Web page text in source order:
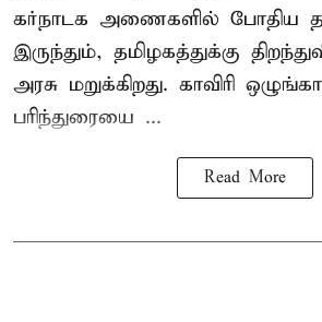
கர்நாடக அணைகளில்
இருந்தும், தமிழகத்துக்கு
அரசு மறுக்கிறது. காவிரி
பரிந்துரையை ...
Read More